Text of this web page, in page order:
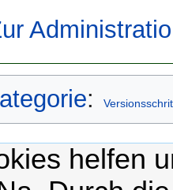
:
helfen